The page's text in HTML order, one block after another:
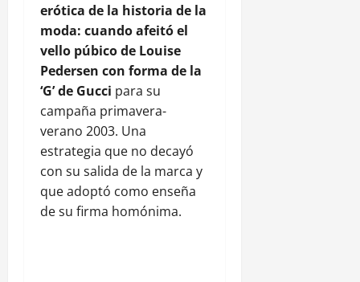
erótica de la historia de la
moda: cuando afeitó el
vello púbico de Louise
Pedersen con forma de la
‘G’ de Gucci para su
campaña primavera-
verano 2003. Una
estrategia que no decayó
con su salida de la marca y
que adoptó como enseña
de su firma homónima.